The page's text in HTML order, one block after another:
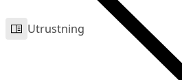
Utrustning